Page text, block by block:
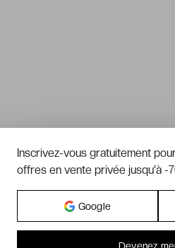
Inscrivez-vous gratuitement
offres en vente privée jusqu'à -
Google